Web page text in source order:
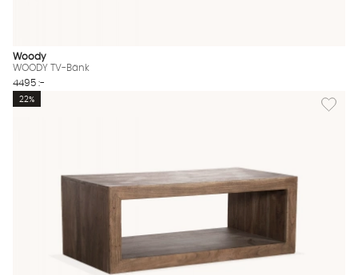
Woody
WOODY TV-Bänk
4495 :-
Lägg
22%